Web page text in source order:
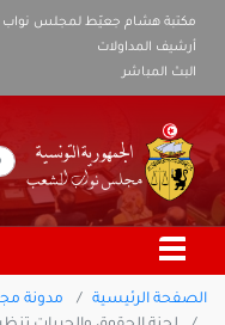
مكتبة هشام جعيّط لمجلس
أرشيف المداولات
البث المباشر
الصفحة الرئيسية
مدونة